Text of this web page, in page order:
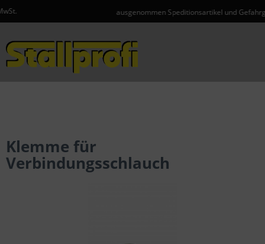
ausgenommen Speditionsartikel und Gefahrgut
Klemme für
Verbindungsschlauch